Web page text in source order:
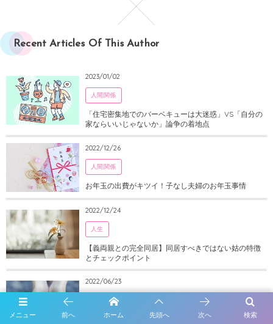
Recent Articles Of This Author
2023/01/02
人間関係
「住宅密集地でのバーベキューは大迷惑」VS「自分の
家ならいいじゃないか」論争の着地点
2022/12/26
人間関係
お年玉の出費がキツイ！子なし夫婦のお年玉事情
2022/12/24
人生
【義両親との完全同居】同居すべきではない姑の特徴
とチェックポイント
2022/06/23
What I Think
【侮辱賞状】パワハラ・陰湿ないじめを楽しむ人の心
メニュー 検索
前へ ホーム 先頭へ 次へ